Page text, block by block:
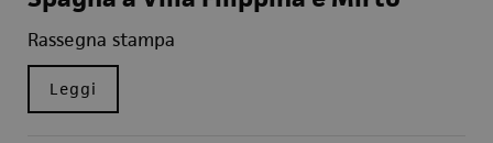
Rassegna stampa
Leggi